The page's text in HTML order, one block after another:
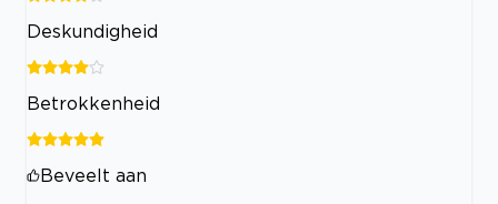
Deskundigheid
Betrokkenheid
Beveelt aan